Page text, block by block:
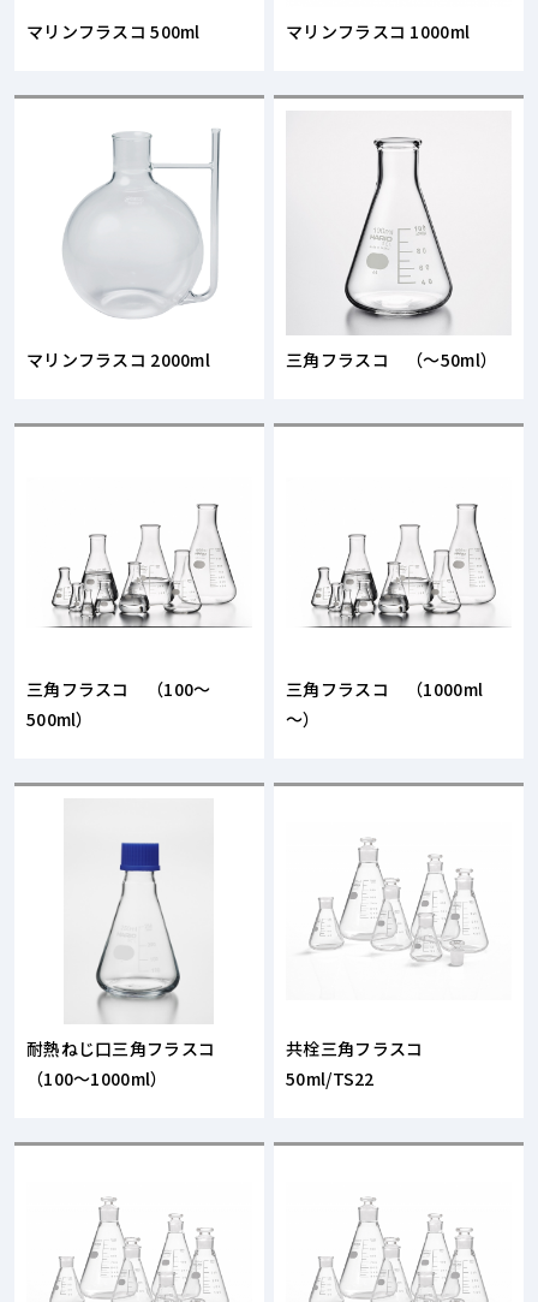
マリンフラスコ 500ml マリンフラスコ 1000ml
マリンフラスコ 2000ml 三角フラスコ （～50ml）
三角フラスコ （100～
500ml）
三角フラスコ （1000ml
～）
耐熱ねじ口三角フラスコ
（100～1000ml）
共栓三角フラスコ
50ml/TS22